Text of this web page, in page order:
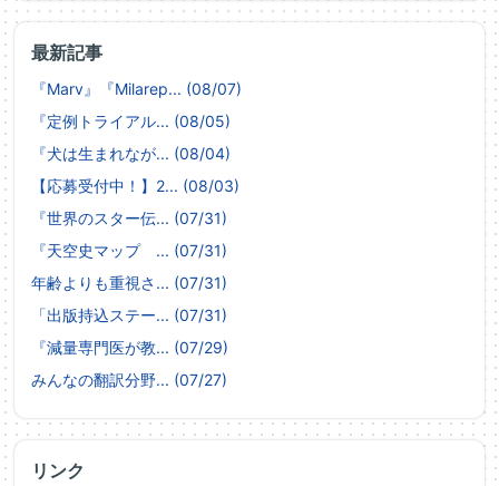
最新記事
『Marv』『Milarep... (08/07)
『定例トライアル... (08/05)
『犬は生まれなが... (08/04)
【応募受付中！】2... (08/03)
『世界のスター伝... (07/31)
『天空史マップ ... (07/31)
年齢よりも重視さ... (07/31)
「出版持込ステー... (07/31)
『減量専門医が教... (07/29)
みんなの翻訳分野... (07/27)
リンク